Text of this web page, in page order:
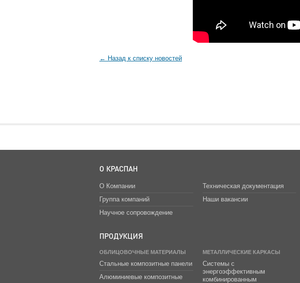
← Назад к списку новостей
О КРАСПАН
О Компании
Группа компаний
Научное сопровождение
Техническая документация
Наши вакансии
ПРОДУКЦИЯ
ОБЛИЦОВОЧНЫЕ МАТЕРИАЛЫ
Стальные композитные панели
Алюминиевые композитные
МЕТАЛЛИЧЕСКИЕ КАРКАСЫ
Системы с
энергоэффективным
комбинированным